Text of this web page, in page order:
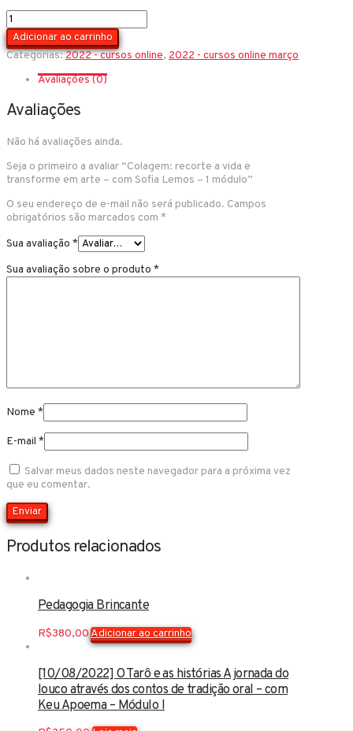
Colagem:
recorte
a
vida
transforme
arte
com
Lemos
-
módulo
quantidade
Adicionar ao carrinho
Categorias:2022 - cursos online, 2022 - cursos online março
Avaliações (0)
Avaliações
Não há avaliações ainda.
Seja o primeiro a avaliar “Colagem: recorte a vida e
transforme em arte – com Sofia Lemos – 1 módulo”
O seu endereço de e-mail não será publicado. Campos
obrigatórios são marcados com *
Sua avaliação *
Sua avaliação sobre o produto *
Nome *
E-mail *
Salvar meus dados neste navegador para a próxima vez
que eu comentar.
Produtos relacionados
Pedagogia Brincante
R$380,00Adicionar ao carrinho
[10/08/2022] O Tarô e as histórias A jornada do
louco através dos contos de tradição oral – com
Keu Apoema – Módulo I